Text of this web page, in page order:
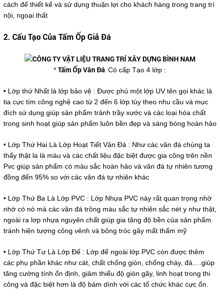
cách để thiết kế và sử dụng thuận lợi cho khách hàng trong trang trí
nội, ngoại thất
2. Cấu Tạo Của Tấm Ốp Giả Đá
*Tấm Ốp Vân ĐáCó cấp Tạo 4 lớp :
• Lớp thứ Nhất là lớp bảo vệ : Được phủ một lớp UV tên gọi khác là
tia cực tím công nghệ cao từ 2 đến 6 lớp tùy theo nhu cầu và mục
đích sử dụng giúp sản phẩm tránh trầy xước và các loại hóa chất
trong sinh hoạt giúp sản phẩm luôn bền đẹp và sáng bóng hoàn hảo
• Lớp Thứ Hai Là Lớp Hoạt Tiết Vân Đá : Như các vân đá chúng ta
thấy thật la là màu và các chất liệu đặc biệt được gia công trên nền
Pvc giúp sản phẩm có màu sắc hoàn hảo và vân đá tự nhiên tương
đồng đến 95% so với các vân đá tự nhiên khác
• Lớp Thứ Ba Là Lớp PVC : Lớp Nhựa PVC này rất quan trọng nhờ
nhờ có nó mà các vân đá trông màu sắc tự nhiên sắc nét y như thật,
ngoài ra lơp nhựa nguyên chất giúp gia tăng độ bền của sản phẩm
tránh hiện tượng công vênh và bông tróc gây mất thẩm mỹ
• Lớp Thứ Tư Là Lớp Đế : Lớp đế ngoài lớp PVC còn được thêm
các phụ phần khác như cát, chất chống giòn, chống cháy, đá….giúp
tăng cường tính ổn định, giảm thiểu độ giòn gãy, linh hoạt trong thi
công và đặc biệt hơn là độ bám dính với các tổ chức khác cực ổn.